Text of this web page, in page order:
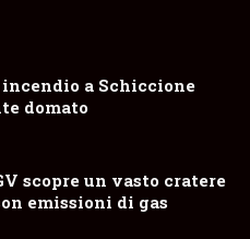
a Schiccione
domato
scopre un vasto cratere
emissioni di gas